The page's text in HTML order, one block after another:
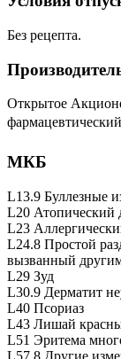
Без рецепта.
Открытое
МКБ
L13.9 Буллезные
L20 Атопический
L23
L24.8 Простой
вызванный
L29 Зуд
L30.9 Дерматит
L40 Псориаз
L43 Лишай
L51 Эритема
L57.8 Другие